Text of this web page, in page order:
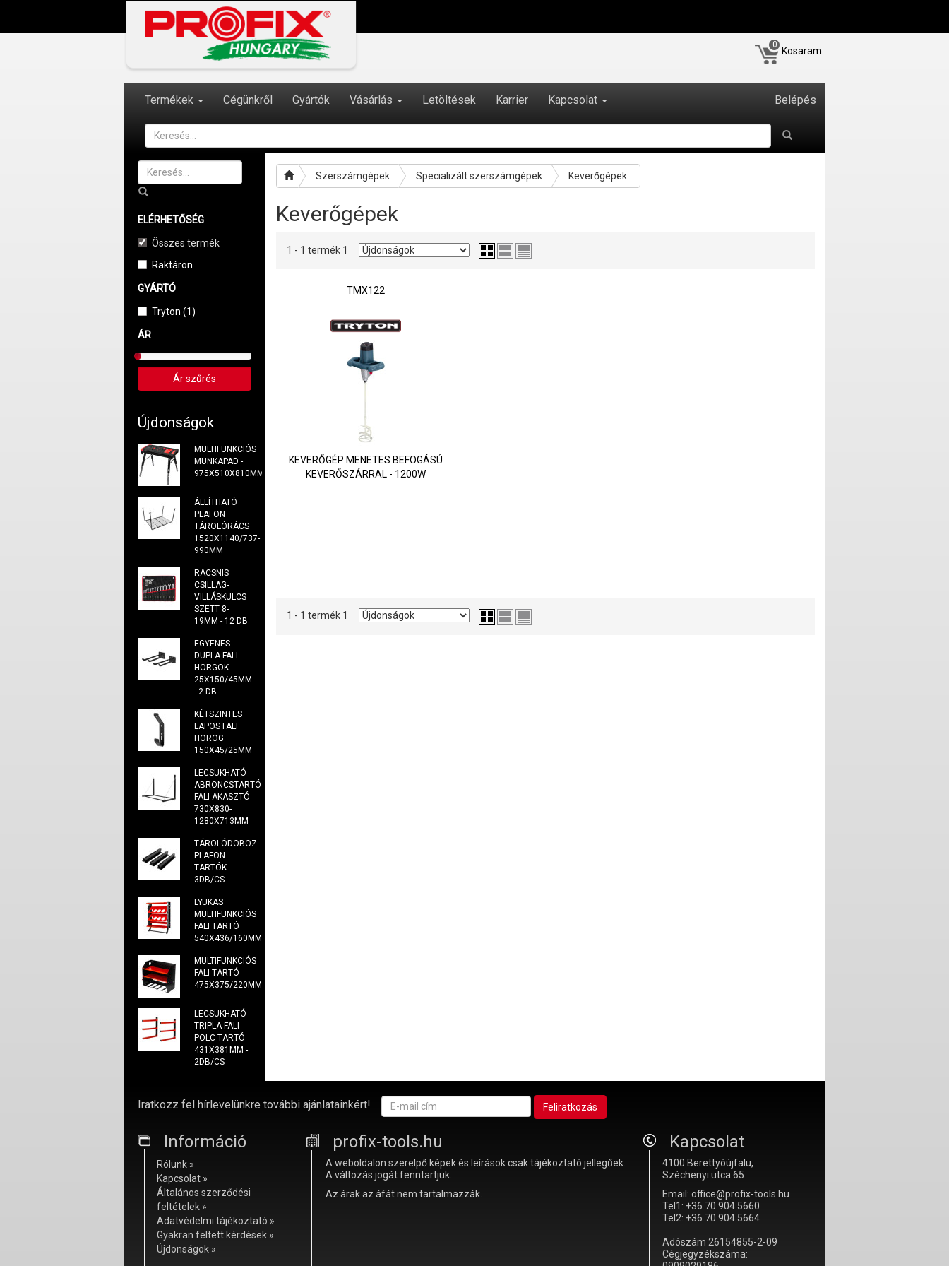
0
Kosaram
Termékek Cégünkről Gyártók Vásárlás Letöltések Karrier Kapcsolat Belépés
ELÉRHETŐSÉG
Összes termék
Raktáron
GYÁRTÓ
Tryton (1)
ÁR
Újdonságok
MULTIFUNKCIÓS
MUNKAPAD -
975X510X810MM
ÁLLÍTHATÓ
PLAFON
TÁROLÓRÁCS
1520X1140/737-
990MM
RACSNIS
CSILLAG-
VILLÁSKULCS
SZETT 8-
19MM - 12 DB
EGYENES
DUPLA FALI
HORGOK
25X150/45MM
- 2 DB
KÉTSZINTES
LAPOS FALI
HOROG
150X45/25MM
LECSUKHATÓ
ABRONCSTARTÓ
FALI AKASZTÓ
730X830-
1280X713MM
TÁROLÓDOBOZ
PLAFON
TARTÓK -
3DB/CS
LYUKAS
MULTIFUNKCIÓS
FALI TARTÓ
540X436/160MM
MULTIFUNKCIÓS
FALI TARTÓ
475X375/220MM
LECSUKHATÓ
TRIPLA FALI
POLC TARTÓ
431X381MM -
2DB/CS
Szerszámgépek Specializált szerszámgépek Keverőgépek
Keverőgépek
1 - 1 termék 1
TMX122
KEVERŐGÉP MENETES BEFOGÁSÚ
KEVERŐSZÁRRAL - 1200W
1 - 1 termék 1
Iratkozz fel hírlevelünkre további ajánlatainkért!
Információ
Rólunk »
Kapcsolat »
Általános szerződési
feltételek »
Adatvédelmi tájékoztató »
Gyakran feltett kérdések »
Újdonságok »
profix-tools.hu
A weboldalon szerelpő képek és leírások csak tájékoztató jellegűek.
A változás jogát fenntartjuk.
Az árak az áfát nem tartalmazzák.
Kapcsolat
4100 Berettyóújfalu,
Széchenyi utca 65
Email: office@profix-tools.hu
Tel1: +36 70 904 5660
Tel2: +36 70 904 5664
Adószám 26154855-2-09
Cégjegyzékszáma: